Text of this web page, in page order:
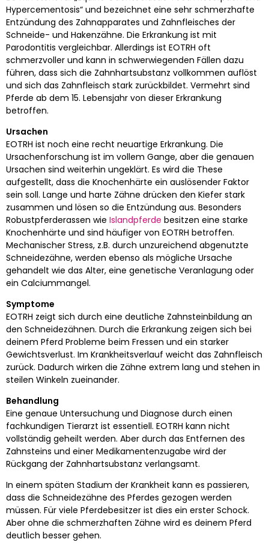
Hypercementosis“ und bezeichnet eine sehr schmerzhafte
Entzündung des Zahnapparates und Zahnfleisches der
Schneide- und Hakenzähne. Die Erkrankung ist mit
Parodontitis vergleichbar. Allerdings ist EOTRH oft
schmerzvoller und kann in schwerwiegenden Fällen dazu
führen, dass sich die Zahnhartsubstanz vollkommen auflöst
und sich das Zahnfleisch stark zurückbildet. Vermehrt sind
Pferde ab dem 15. Lebensjahr von dieser Erkrankung
betroffen.
Ursachen
EOTRH ist noch eine recht neuartige Erkrankung. Die
Ursachenforschung ist im vollem Gange, aber die genauen
Ursachen sind weiterhin ungeklärt. Es wird die These
aufgestellt, dass die Knochenhärte ein auslösender Faktor
sein soll. Lange und harte Zähne drücken den Kiefer stark
zusammen und lösen so die Entzündung aus. Besonders
Robustpferderassen wie Islandpferde besitzen eine starke
Knochenhärte und sind häufiger von EOTRH betroffen.
Mechanischer Stress, z.B. durch unzureichend abgenutzte
Schneidezähne, werden ebenso als mögliche Ursache
gehandelt wie das Alter, eine genetische Veranlagung oder
ein Calciummangel.
Symptome
EOTRH zeigt sich durch eine deutliche Zahnsteinbildung an
den Schneidezähnen. Durch die Erkrankung zeigen sich bei
deinem Pferd Probleme beim Fressen und ein starker
Gewichtsverlust. Im Krankheitsverlauf weicht das Zahnfleisch
zurück. Dadurch wirken die Zähne extrem lang und stehen in
steilen Winkeln zueinander.
Behandlung
Eine genaue Untersuchung und Diagnose durch einen
fachkundigen Tierarzt ist essentiell. EOTRH kann nicht
vollständig geheilt werden. Aber durch das Entfernen des
Zahnsteins und einer Medikamentenzugabe wird der
Rückgang der Zahnhartsubstanz verlangsamt.
In einem späten Stadium der Krankheit kann es passieren,
dass die Schneidezähne des Pferdes gezogen werden
müssen. Für viele Pferdebesitzer ist dies ein erster Schock.
Aber ohne die schmerzhaften Zähne wird es deinem Pferd
deutlich besser gehen.